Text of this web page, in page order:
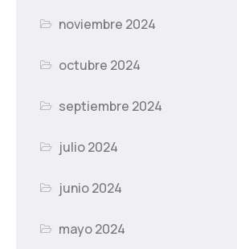
noviembre 2024
octubre 2024
septiembre 2024
julio 2024
junio 2024
mayo 2024